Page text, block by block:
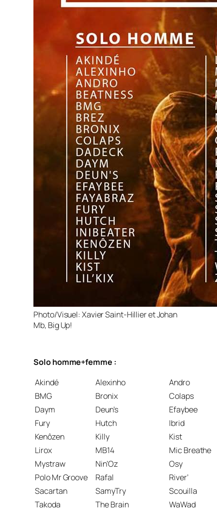
Photo/Visuel: Xavier Saint-Hillier et Johan
Mb, Big Up!
Solo homme+femme :
Akindé
Alexinho
Andro
BMG
Bronix
Colaps
Daym
Deun’s
Efaybee
Fury
Hutch
Ibrid
Kenôzen
Killy
Kist
Lirox
MB14
Mic Breathe
Mystraw
Nin’Oz
Osy
Polo Mr Groove
Rafal
River’
Sacartan
SamyTry
Scouilla
Takoda
The Brain
WaWad